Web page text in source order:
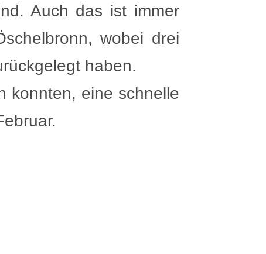
Auch das ist immer
wobei drei
haben.
konnten, eine schnelle